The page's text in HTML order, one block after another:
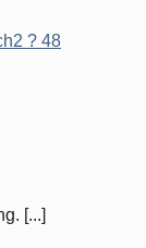
? 48
[...]